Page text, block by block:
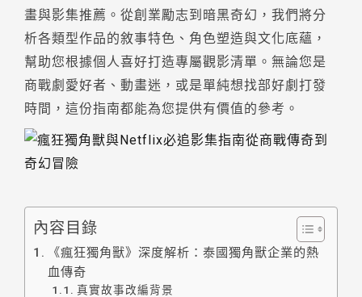
畫與影集推薦。從創業勵志到暗黑奇幻，我們將分
析各類型作品的敘事特色、角色塑造與文化底蘊，
幫助您根據個人喜好打造專屬觀影清單。無論您是
商戰劇愛好者、動畫迷，或是單純想找部好劇打發
時間，這份指南都能為您提供有價值的參考。
內容目錄
《瘋狂獨角獸》深度解析：泰國獨角獸企業的熱
血傳奇
真實故事改編背景